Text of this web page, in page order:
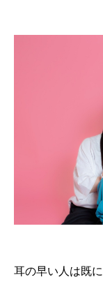
耳の早い人は既